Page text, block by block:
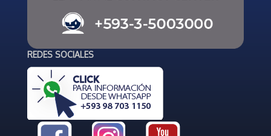
REDES SOCIALES